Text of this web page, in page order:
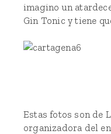
imagino un
Gin Tonic y tiene
Estas fotos son de
organizadora del